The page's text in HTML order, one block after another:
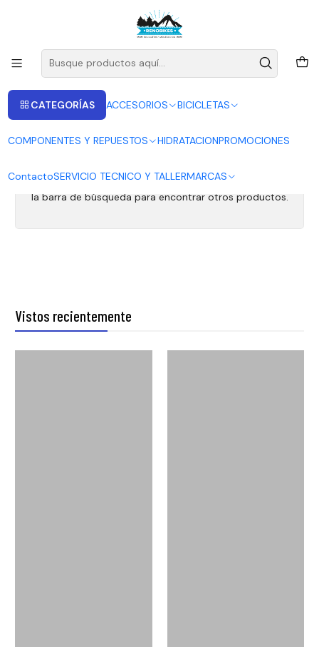
CATEGORÍAS ACCESORIOS BICICLETAS
COMPONENTES Y REPUESTOS HIDRATACIONPROMOCIONES
ContactoSERVICIO TECNICO Y TALLERMARCAS
ENVIOS A LAS RECIONES V - IV - RM DESDE 2.990
Marzocchi
Puedes probar a buscar en otras categorías o utilizar
la barra de búsqueda para encontrar otros productos.
Vistos recientemente